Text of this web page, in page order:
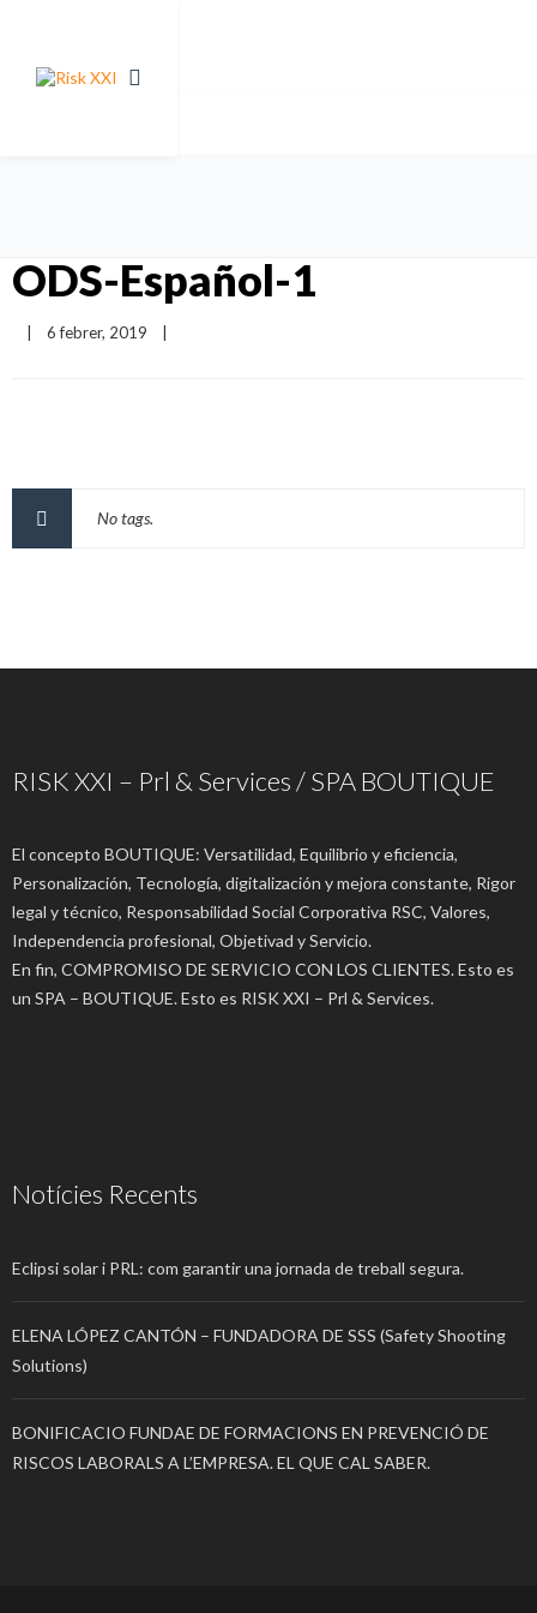
ODS-Español-1
6 febrer, 2019
No tags.
RISK XXI – Prl & Services / SPA BOUTIQUE
El concepto BOUTIQUE: Versatilidad, Equilibrio y eficiencia,
Personalización, Tecnología, digitalización y mejora constante, Rigor
legal y técnico, Responsabilidad Social Corporativa RSC, Valores,
Independencia profesional, Objetivad y Servicio.
En fin, COMPROMISO DE SERVICIO CON LOS CLIENTES. Esto es
un SPA – BOUTIQUE. Esto es RISK XXI – Prl & Services.
Notícies Recents
Eclipsi solar i PRL: com garantir una jornada de treball segura.
ELENA LÓPEZ CANTÓN – FUNDADORA DE SSS (Safety Shooting
Solutions)
BONIFICACIO FUNDAE DE FORMACIONS EN PREVENCIÓ DE
RISCOS LABORALS A L’EMPRESA. EL QUE CAL SABER.